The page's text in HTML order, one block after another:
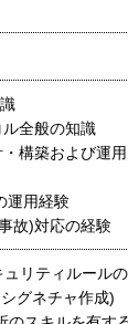
ル全般の知識
・構築および運
運用経験
故)対応の経験
ュリティルール
グネチャ作成)